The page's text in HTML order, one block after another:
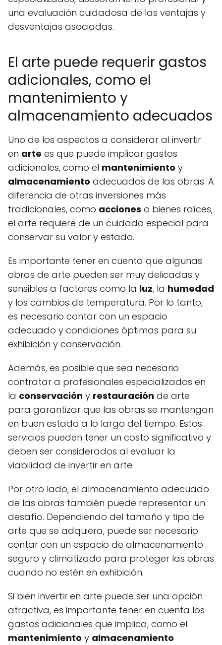
una evaluación cuidadosa de las ventajas y
desventajas asociadas.
El arte puede requerir gastos
adicionales, como el
mantenimiento y
almacenamiento adecuados
Uno de los aspectos a considerar al invertir
en arte es que puede implicar gastos
adicionales, como el mantenimiento y
almacenamiento adecuados de las obras. A
diferencia de otras inversiones más
tradicionales, como acciones o bienes raíces,
el arte requiere de un cuidado especial para
conservar su valor y estado.
Es importante tener en cuenta que algunas
obras de arte pueden ser muy delicadas y
sensibles a factores como la luz, la humedad
y los cambios de temperatura. Por lo tanto,
es necesario contar con un espacio
adecuado y condiciones óptimas para su
exhibición y conservación.
Además, es posible que sea necesario
contratar a profesionales especializados en
la conservación y restauración de arte
para garantizar que las obras se mantengan
en buen estado a lo largo del tiempo. Estos
servicios pueden tener un costo significativo y
deben ser considerados al evaluar la
viabilidad de invertir en arte.
Por otro lado, el almacenamiento adecuado
de las obras también puede representar un
desafío. Dependiendo del tamaño y tipo de
arte que se adquiera, puede ser necesario
contar con un espacio de almacenamiento
seguro y climatizado para proteger las obras
cuando no estén en exhibición.
Si bien invertir en arte puede ser una opción
atractiva, es importante tener en cuenta los
gastos adicionales que implica, como el
mantenimiento y almacenamiento